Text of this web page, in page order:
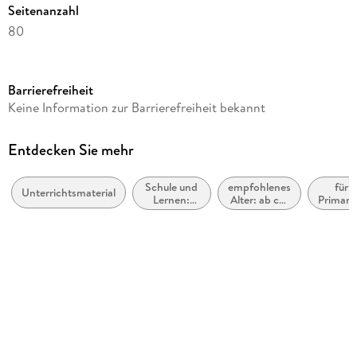
Seitenanzahl
80
Reihe
Autor/Autorin
Illustrationen
Guido Wandrey
Barrierefreiheit
Keine Information zur Barrierefreiheit bekannt
Entdecken Sie mehr
Unterrichtsmaterial
Schule und
Lernen:
Mathematik
empfohlenes
Alter: ab ca.
8 Jahre
für